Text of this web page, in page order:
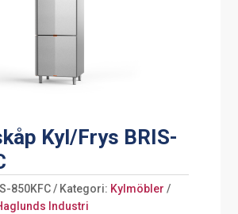
Kyl/Frys BRIS-
850KFC Kategori: Kylmöbler
Industri